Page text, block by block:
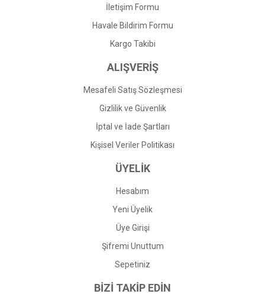
Gönder
İletişim Formu
Havale Bildirim Formu
Kargo Takibi
ALIŞVERİŞ
Mesafeli Satış Sözleşmesi
Gizlilik ve Güvenlik
İptal ve İade Şartları
Kişisel Veriler Politikası
ÜYELİK
Hesabım
Yeni Üyelik
Üye Girişi
Şifremi Unuttum
Sepetiniz
BİZİ TAKİP EDİN